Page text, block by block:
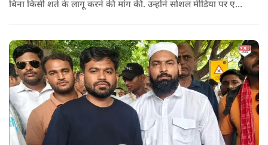
बिना किसी शर्त के लागू करने की मांग की. उन्होंने सोशल मीडिया पर एक